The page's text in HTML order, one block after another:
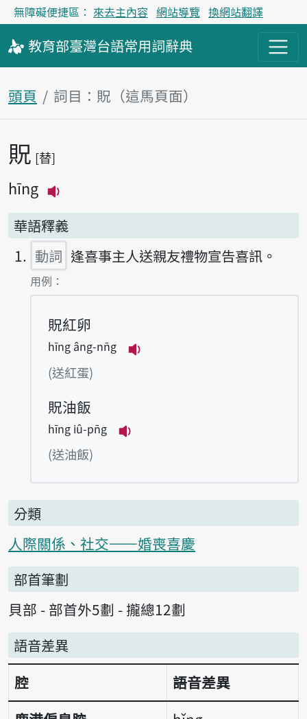
無障礙便捷區： 來去主內容 網站導覽 換網站翻譯
教育部臺灣台語常用詞辭典
頭頁 詞目：貺（這馬頁面）
主內容區
貺 替
hīng
華語釋義
動詞 逢喜事主人送親友禮物宣告喜訊。
第1項釋義的
用例：
貺紅卵
hīng âng-nn̄g
(送紅蛋)
貺油飯
hīng iû-pn̄g
(送油飯)
分類
人際關係、社交——婚喪喜慶
部首筆劃
貝部 - 部首外5劃 - 攏總12劃
語音差異
語音差異表
腔
語音差異